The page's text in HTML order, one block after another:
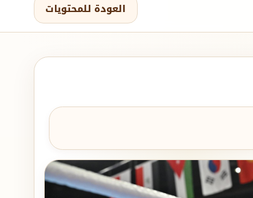
العودة للمحتويات